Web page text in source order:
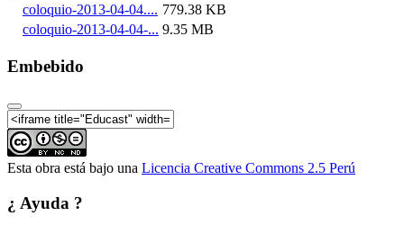
coloquio-2013-04-04.... 779.38 KB
coloquio-2013-04-04-... 9.35 MB
Embebido
Esta obra está bajo una Licencia Creative Commons 2.5 Perú
¿ Ayuda ?